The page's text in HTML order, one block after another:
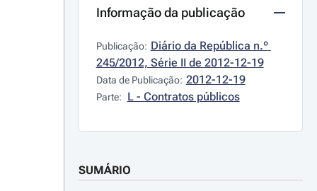
Informação da publicação
Publicação: Diário da República n.º
245/2012, Série II de 2012-12-19
Data de Publicação: 2012-12-19
Parte: L - Contratos públicos
SUMÁRIO